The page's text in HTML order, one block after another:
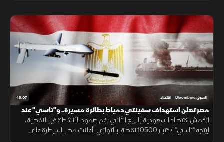
45:07 الشرق Bloomberg اقتصاد
مصر تعلن استهداف سفينتي دمياط بطائرة مسيرة.. و"تاسي" عند
10500 نقطة
انكمش اقتصاد السعودية بالربع الثاني رغم صمود الأنشطة غير النفطية،
ليتجه "تاسي" لاختبار 10500 نقطة. بالتوازي، أعلنت مصر السيطرة على